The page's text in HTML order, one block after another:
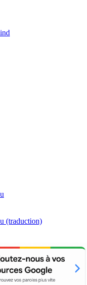
(traduction)